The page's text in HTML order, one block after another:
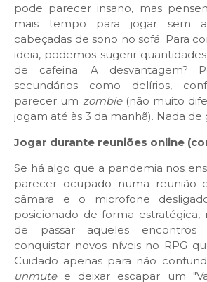
pode parecer insano, mas
mais tempo para jogar sem
cabeçadas de sono no sofá. Para
ideia, podemos sugerir
de cafeina. A desvantagem?
secundários como delírios,
parecer um zombie (não muito
jogam até às 3 da manhã). Nada
Jogar durante reuniões online
Se há algo que a pandemia nos
parecer ocupado numa reunião
câmara e o microfone
posicionado de forma estratégica,
de passar aqueles
conquistar novos níveis no RPG
Cuidado apenas para não
unmutee deixar escapar um